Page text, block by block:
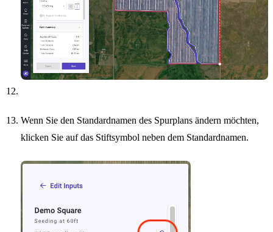
Wenn Sie den Standardnamen des Spurplans ändern möchten,
klicken Sie auf das Stiftsymbol neben dem Standardnamen.